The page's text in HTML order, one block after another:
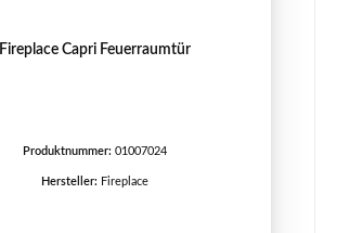
Fireplace Capri Feuerraumtür
Produktnummer: 01007024
Hersteller: Fireplace